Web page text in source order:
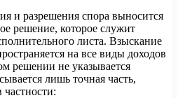
и разрешения спора выносится
решение, которое служит
листа. Взыскание
на все виды доходов
решении не указывается
лишь точная часть,
частности: